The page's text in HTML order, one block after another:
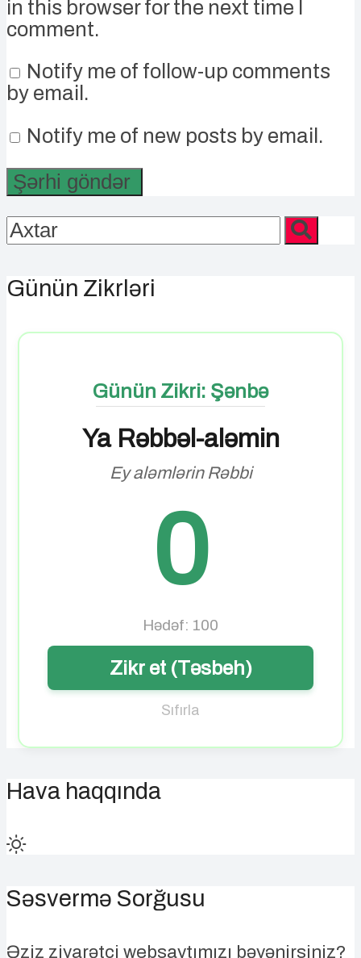
in this browser for the next time I
comment.
Notify me of follow-up comments
by email.
Notify me of new posts by email.
Günün Zikrləri
Günün Zikri: Şənbə
Ya Rəbbəl-aləmin
Ey aləmlərin Rəbbi
0
Hədəf: 100
Zikr et (Təsbeh)
Sıfırla
Hava haqqında
Səsvermə Sorğusu
Əziz ziyarətçi websaytımızı bəyənirsiniz?